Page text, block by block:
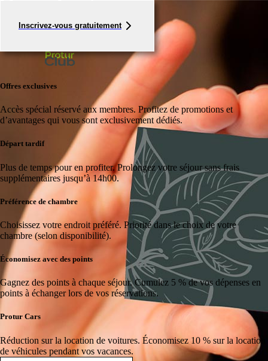
Inscrivez-vous gratuitement
Offres exclusives
Accès spécial réservé aux membres. Profitez de promotions et
d’avantages qui vous sont exclusivement dédiés.
Départ tardif
Plus de temps pour en profiter. Prolongez votre séjour sans frais
supplémentaires jusqu’à 14h00.
Préférence de chambre
Choisissez votre endroit préféré. Priorité dans le choix de votre
chambre (selon disponibilité).
Économisez avec des points
Gagnez des points à chaque séjour. Cumulez 5 % de vos dépenses en
points à échanger lors de vos réservations.
Protur Cars
Réduction sur la location de voitures. Économisez 10 % sur la location
de véhicules pendant vos vacances.